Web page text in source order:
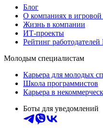
Блог
О компаниях в
Жизнь в компании
ИТ-проекты
Рейтинг работодателей
Молодым специалистам
Карьера для молодых
Школа программистов
Карьера в
Боты для уведомлений